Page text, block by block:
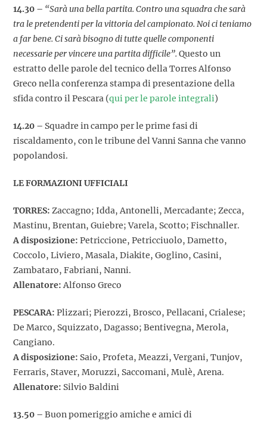
14.30 – “Sarà una bella partita. Contro una squadra che sarà
tra le pretendenti per la vittoria del campionato. Noi ci teniamo
a far bene. Ci sarà bisogno di tutte quelle componenti
necessarie per vincere una partita difficile”. Questo un
estratto delle parole del tecnico della Torres Alfonso
Greco nella conferenza stampa di presentazione della
sfida contro il Pescara (qui per le parole integrali)
14.20 – Squadre in campo per le prime fasi di
riscaldamento, con le tribune del Vanni Sanna che vanno
popolandosi.
LE FORMAZIONI UFFICIALI
TORRES: Zaccagno; Idda, Antonelli, Mercadante; Zecca,
Mastinu, Brentan, Guiebre; Varela, Scotto; Fischnaller.
A disposizione: Petriccione, Petricciuolo, Dametto,
Coccolo, Liviero, Masala, Diakite, Goglino, Casini,
Zambataro, Fabriani, Nanni.
Allenatore:Alfonso Greco
PESCARA: Plizzari; Pierozzi, Brosco, Pellacani, Crialese;
De Marco, Squizzato, Dagasso; Bentivegna, Merola,
Cangiano.
A disposizione: Saio, Profeta, Meazzi, Vergani, Tunjov,
Ferraris, Staver, Moruzzi, Saccomani, Mulè, Arena.
Allenatore: Silvio Baldini
13.50 – Buon pomeriggio amiche e amici di